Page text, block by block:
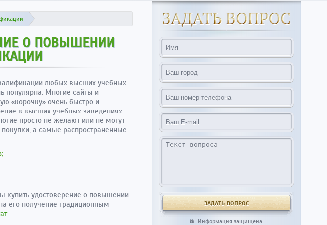
О ПОВЫШЕНИИ
любых высших учебных
популярна. Многие сайты и
«корочку» очень быстро и
в высших учебных заведениях
просто не желают или не могут
а самые распространенные
купить удостоверение о повышении
его получение традиционным
.
Информация защищена